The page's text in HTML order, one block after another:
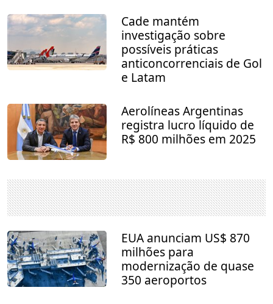
Cade mantém
investigação sobre
possíveis práticas
anticoncorrenciais de Gol
e Latam
Aerolíneas Argentinas
registra lucro líquido de
R$ 800 milhões em 2025
EUA anunciam US$ 870
milhões para
modernização de quase
350 aeroportos